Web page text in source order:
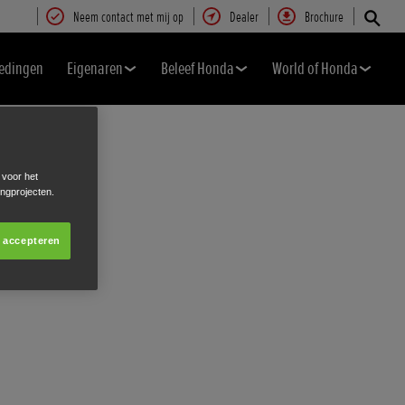
Neem contact met mij op Dealer Brochure
Eigenaren Beleef Honda World of Honda
voor het